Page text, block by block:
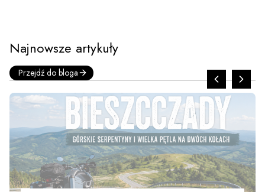
Najnowsze artykuły
Przejdź do bloga